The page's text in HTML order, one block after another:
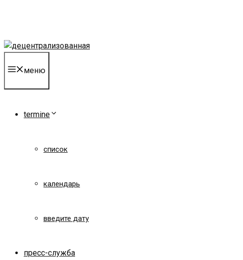
меню
termine
список
календарь
введите дату
пресс-служба